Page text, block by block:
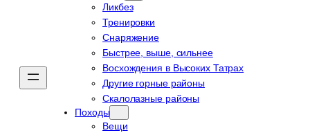
Ликбез
Тренировки
Снаряжение
Быстрее, выше, сильнее
Восхождения в Высоких Татрах
Другие горные районы
Скалолазные районы
Походы
Вещи